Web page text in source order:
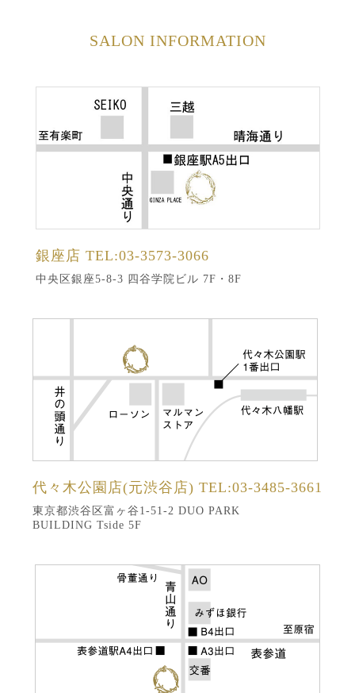
SALON INFORMATION
銀座店 TEL:03-3573-3066
中央区銀座5-8-3 四谷学院ビル 7F・8F
代々木公園店(元渋谷店) TEL:03-3485-3661
東京都渋谷区富ヶ谷1-51-2 DUO PARK
BUILDING Tside 5F